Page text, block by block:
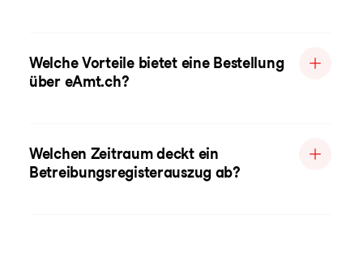
Welche Vorteile bietet eine Bestellung
über eAmt.ch?
Welchen Zeitraum deckt ein
Betreibungsregisterauszug ab?